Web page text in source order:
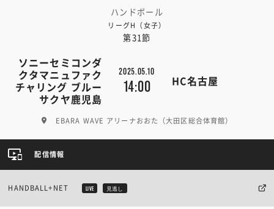
ハンドボール
リーグH（女子）
第31節
ソニーセミコンダ
クタマニュファク
チャリング ブルー
サクヤ鹿児島
2025.05.10
14:00 HC名古屋
EBARA WAVE アリーナおおた（大田区総合体育館）
配信情報
HANDBALL+NET LIVE 見逃し